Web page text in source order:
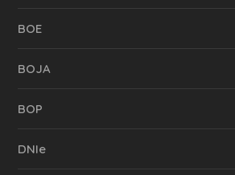
BOE
BOJA
BOP
DNIe